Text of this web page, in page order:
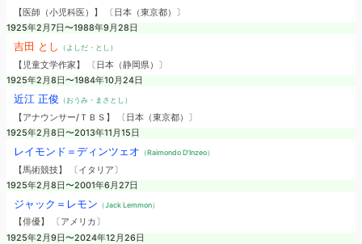
【医師（小児科医）】 〔日本（東京都）〕
1925年2月7日〜1988年9月28日
吉田 とし （よしだ・とし）
【児童文学作家】 〔日本（静岡県）〕
1925年2月8日〜1984年10月24日
近江 正俊 （おうみ・まさとし）
【アナウンサー/ＴＢＳ】 〔日本（東京都）〕
1925年2月8日〜2013年11月15日
レイモンド＝ディンツェオ （Raimondo D'Inzeo）
【馬術競技】 〔イタリア〕
1925年2月8日〜2001年6月27日
ジャック＝レモン （Jack Lemmon）
【俳優】 〔アメリカ〕
1925年2月9日〜2024年12月26日